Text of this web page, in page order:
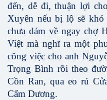
đến, dễ đi, thuận lợi
Xuyên nếu bị lộ sẽ
chưa dám về ngay chợ
Việt mà nghĩ ra một
công việc cho anh
Trọng Bình rồi theo
Cồn Ran, qua eo rú
Cẩm Dương.